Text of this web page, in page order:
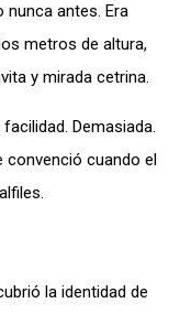
nunca antes. Era
metros de altura,
y mirada cetrina.
Demasiada.
convenció cuando el
la identidad de